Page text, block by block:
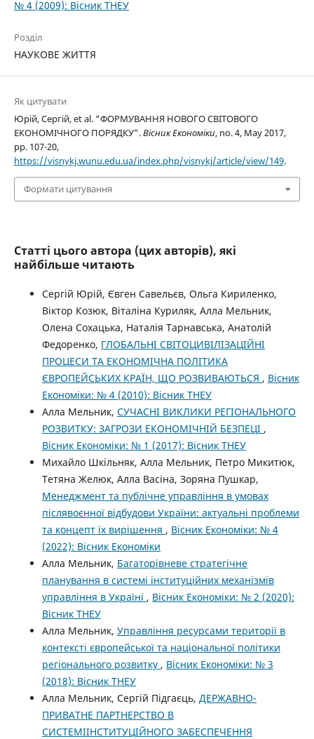
№ 4 (2009): Вісник ТНЕУ
Розділ
НАУКОВЕ ЖИТТЯ
Як цитувати
Юрій, Сергій, et al. “ФОРМУВАННЯ НОВОГО СВІТОВОГО
ЕКОНОМІЧНОГО ПОРЯДКУ”.Вісник Економіки, no. 4, May 2017,
pp. 107-20,
https://visnykj.wunu.edu.ua/index.php/visnykj/article/view/149.
Формати цитування
Статті цього автора (цих авторів), які
найбільше читають
Сергій Юрій, Євген Савельєв, Ольга Кириленко,
Віктор Козюк, Віталіна Куриляк, Алла Мельник,
Олена Сохацька, Наталія Тарнавська, Анатолій
Федоренко, ГЛОБАЛЬНІ СВІТОЦИВІЛІЗАЦІЙНІ
ПРОЦЕСИ ТА ЕКОНОМІЧНА ПОЛІТИКА
ЄВРОПЕЙСЬКИХ КРАЇН, ЩО РОЗВИВАЮТЬСЯ , Вісник
Економіки: № 4 (2010): Вісник ТНЕУ
Алла Мельник, СУЧАСНІ ВИКЛИКИ РЕГІОНАЛЬНОГО
РОЗВИТКУ: ЗАГРОЗИ ЕКОНОМІЧНІЙ БЕЗПЕЦІ ,
Вісник Економіки: № 1 (2017): Вісник ТНЕУ
Михайло Шкільняк, Алла Мельник, Петро Микитюк,
Тетяна Желюк, Алла Васіна, Зоряна Пушкар,
Менеджмент та публічне управління в умовах
післявоєнної відбудови України: актуальні проблеми
та концепт їх вирішення , Вісник Економіки: № 4
(2022): Вісник Економіки
Алла Мельник, Багаторівневе стратегічне
планування в системі інституційних механізмів
управління в Україні , Вісник Економіки: № 2 (2020):
Вісник ТНЕУ
Алла Мельник, Управління ресурсами території в
контексті європейської та національної політики
регіонального розвитку , Вісник Економіки: № 3
(2018): Вісник ТНЕУ
Алла Мельник, Сергій Підгаєць, ДЕРЖАВНО-
ПРИВАТНЕ ПАРТНЕРСТВО В
СИСТЕМІІНСТИТУЦІЙНОГО ЗАБЕСПЕЧЕННЯ